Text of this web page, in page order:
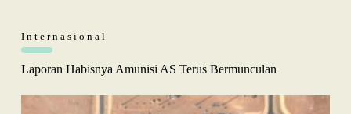
Internasional
Laporan Habisnya Amunisi AS Terus Bermunculan